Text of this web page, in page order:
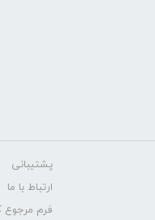
پشتیبانی
ارتباط با ما
فرم مرجوع